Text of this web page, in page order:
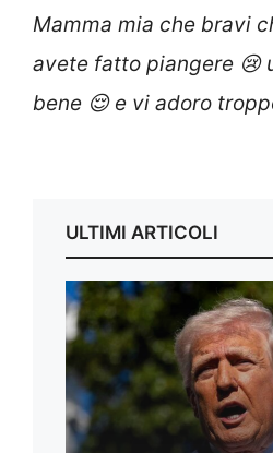
Mamma mia che bravi
avete fatto piangere 😢
bene 😌 e vi adoro
ULTIMI ARTICOLI